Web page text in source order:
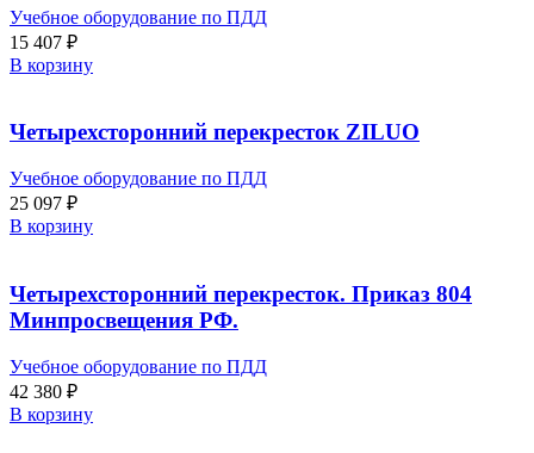
Учебное оборудование по ПДД
15 407 ₽
В корзину
Четырехсторонний перекресток ZILUO
Учебное оборудование по ПДД
25 097 ₽
В корзину
Четырехсторонний перекресток. Приказ 804
Минпросвещения РФ.
Учебное оборудование по ПДД
42 380 ₽
В корзину